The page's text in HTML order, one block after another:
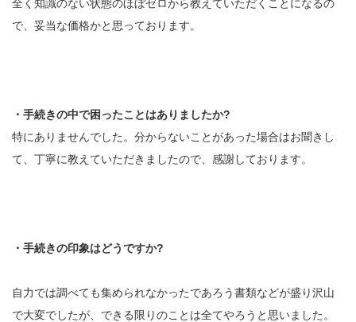
全く知識のない状態のほぼゼロから教えていただくことになるの
で、妥当な価格かと思っております。
・手続きの中で困ったことはありましたか?
特にありませんでした。分からないことがあった場合はお聞きし
て、丁寧に教えていただきましたので、感謝しております。
・手続きの印象はどうですか?
自力では調べても集められなかったであろう書類などが盛り沢山
で大変でしたが、できる限りのことは全てやろうと思いました。